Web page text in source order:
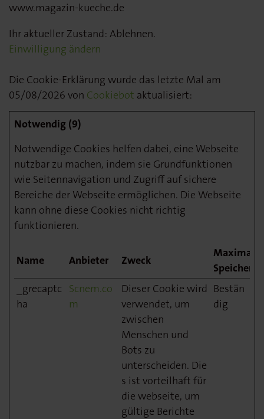
www.magazin-kueche.de
Ihr aktueller Zustand: Ablehnen.
Einwilligung ändern
Die Cookie-Erklärung wurde das letzte Mal am
05/08/2026 von Cookiebot aktualisiert:
Notwendig (9)
Notwendige Cookies helfen dabei, eine Webseite
nutzbar zu machen, indem sie Grundfunktionen
wie Seitennavigation und Zugriff auf sichere
Bereiche der Webseite ermöglichen. Die Webseite
kann ohne diese Cookies nicht richtig
funktionieren.
Name Anbieter Zweck
Maximale
_grecaptc
ha
Scnem.co
m
Dieser Cookie wird
verwendet, um
zwischen
Menschen und
Bots zu
unterscheiden. Die
s ist vorteilhaft für
die webseite, um
gültige Berichte
Bestän
dig